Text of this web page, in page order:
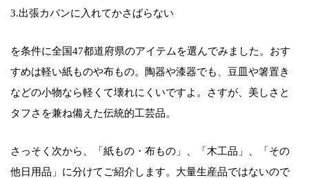
3.出張カバンに入れてかさばらない
を条件に全国47都道府県のアイテムを選んでみました。おす
すめは軽い紙ものや布もの。陶器や漆器でも、豆皿や箸置き
などの小物なら軽くて壊れにくいですよ。さすが、美しさと
タフさを兼ね備えた伝統的工芸品。
さっそく次から、「紙もの・布もの」、「木工品」、「その
他日用品」に分けてご紹介します。大量生産品ではないので